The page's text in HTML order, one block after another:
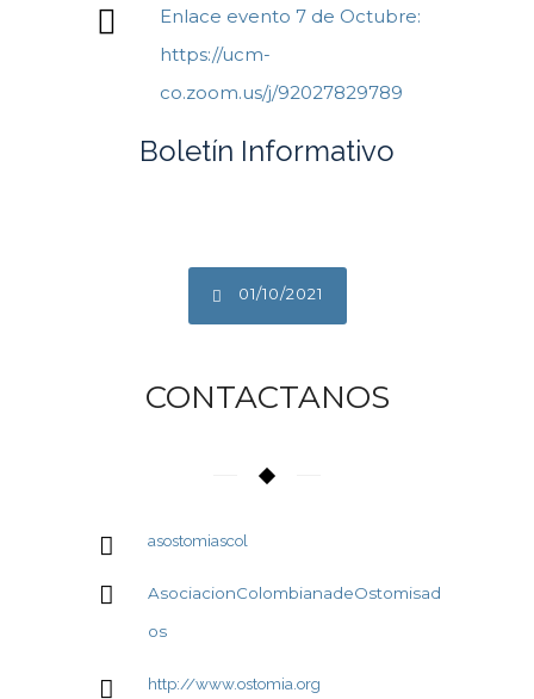
Enlace evento 7 de Octubre:
https://ucm-
co.zoom.us/j/92027829789
Boletín Informativo
01/10/2021
CONTACTANOS
asostomiascol
AsociacionColombianadeOstomisad
os
http://www.ostomia.org